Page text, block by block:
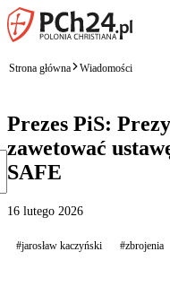
Strona główna Wiadomości
Prezes PiS:
zawetować
SAFE
16 lutego 2026
#jarosław kaczyński #zbrojenia